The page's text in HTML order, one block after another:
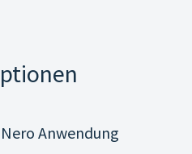
Anwendung